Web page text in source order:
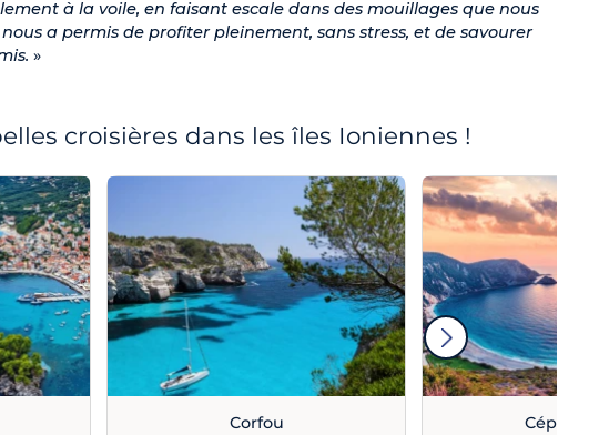
à la voile, en faisant escale dans des mouillages que nous
a permis de profiter pleinement, sans stress, et de savourer
»
croisières dans les îles Ioniennes !
Corfou Céphalonie